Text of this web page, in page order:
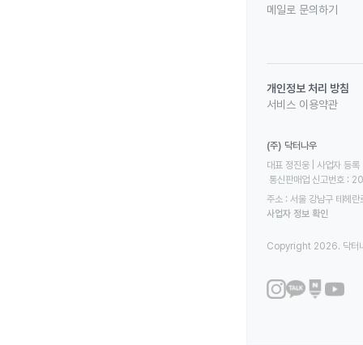
메일로 문의하기
개인정보 처리 방침
서비스 이용약관
(주) 닥터나우
대표 정진웅 | 사업자
통신판매업 신고번호
주소 : 서울 강남구 테헤
사업자 정보 확인
Copyright 2026. 닥터